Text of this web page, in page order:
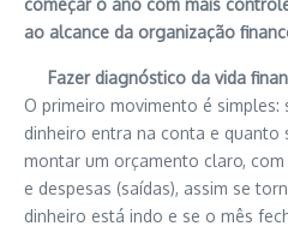
começar o ano com mais
ao alcance da organização
Fazer diagnóstico da vida
O primeiro movimento é
dinheiro entra na conta e quanto
montar um orçamento claro,
e despesas (saídas), assim se
dinheiro está indo e se o mês